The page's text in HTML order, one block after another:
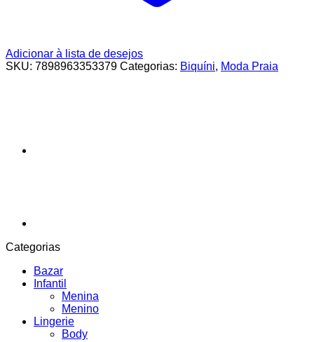
Adicionar à lista de desejos
SKU: 7898963353379 Categorias: Biquíni, Moda Praia
Categorias
Bazar
Infantil
Menina
Menino
Lingerie
Body